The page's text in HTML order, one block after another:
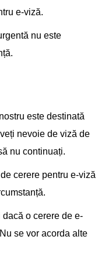
e-viză.
nu este
este destinată
nevoie de viză de
nu continuați.
cerere pentru e-viză
o cerere de e-
se vor acorda alte